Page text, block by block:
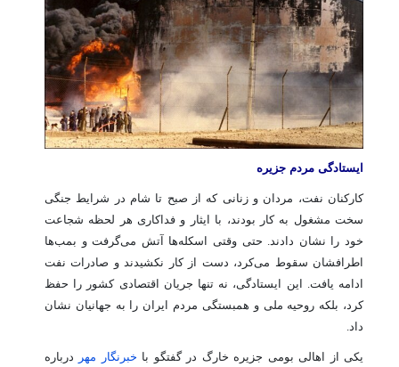
ایستادگی مردم جزیره
کارکنان نفت، مردان و زنانی که از صبح تا شام در شرایط جنگی
سخت مشغول به کار بودند، با ایثار و فداکاری هر لحظه شجاعت
خود را نشان دادند. حتی وقتی اسکله‌ها آتش می‌گرفت و بمب‌ها
اطرافشان سقوط می‌کرد، دست از کار نکشیدند و صادرات نفت
ادامه یافت. این ایستادگی، نه تنها جریان اقتصادی کشور را حفظ
کرد، بلکه روحیه ملی و همبستگی مردم ایران را به جهانیان نشان
داد.
یکی از اهالی بومی جزیره خارگ در گفتگو با خبرنگار مهر
درباره